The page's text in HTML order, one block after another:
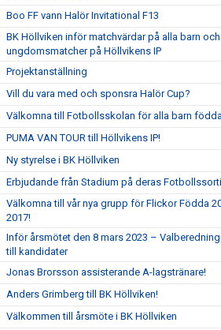
Boo FF vann Halör Invitational F13
BK Höllviken inför matchvärdar på alla barn och
ungdomsmatcher på Höllvikens IP
Projektanställning
Vill du vara med och sponsra Halör Cup?
Välkomna till Fotbollsskolan för alla barn
PUMA VAN TOUR till Höllvikens IP!
Ny styrelse i BK Höllviken
Erbjudande från Stadium på deras
Välkomna till vår nya grupp för Flickor Födda
2017!
Inför årsmötet den 8 mars 2023 –
till kandidater
Jonas Brorsson assisterande A-lagstränare!
Anders Grimberg till BK Höllviken!
Välkommen till årsmöte i BK Höllviken